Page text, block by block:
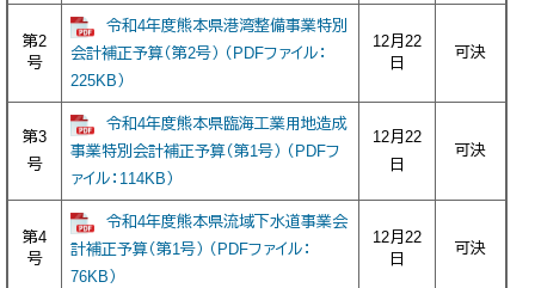
第2
号
令和4年度熊本県港湾整備事業特別
会計補正予算（第2号） （PDFファイル：
225KB）
12月22
日
可決
第3
号
令和4年度熊本県臨海工業用地造成
事業特別会計補正予算（第1号） （PDFフ
ァイル：114KB）
12月22
日
可決
第4
号
令和4年度熊本県流域下水道事業会
計補正予算（第1号） （PDFファイル：
76KB）
12月22
日
可決